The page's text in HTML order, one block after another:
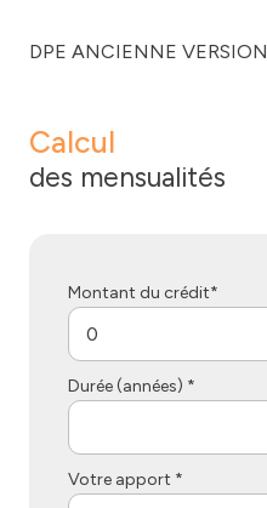
DPE ANCIENNE VERSION
Calcul
des mensualités
Montant du crédit*
Durée (années) *
Votre apport *